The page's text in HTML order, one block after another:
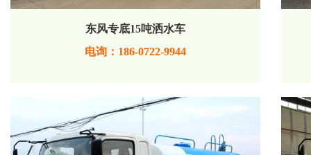
东风专底15吨洒水车
电询：186-0722-9944